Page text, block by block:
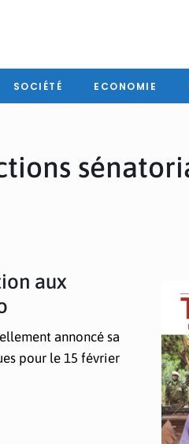
SOCIÉTÉ ECONOMIE
aux
annoncé sa
pour le 15 février